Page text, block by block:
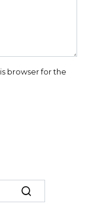
browser for the